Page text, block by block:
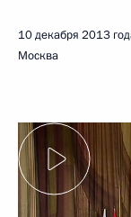
10 декабря 2013
Москва